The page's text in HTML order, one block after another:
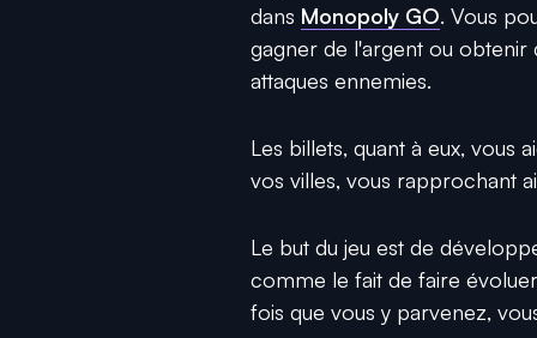
dans Monopoly GO. Vous
gagner de l'argent ou
attaques ennemies.
Les billets, quant à eux, vous
vos villes, vous rapprochant
Le but du jeu est de
comme le fait de faire
fois que vous y parvenez,